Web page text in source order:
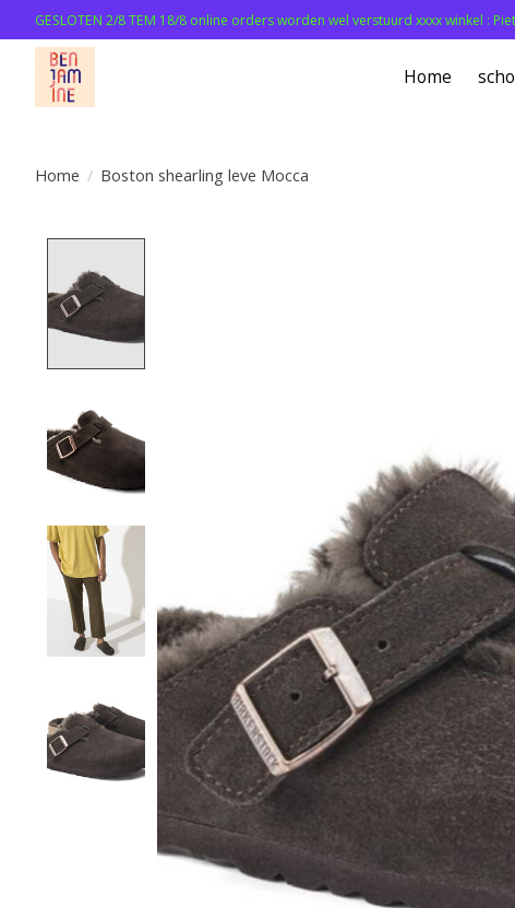
GESLOTEN 2/8 TEM 18/8 online orders worden wel verstuurd xxxx winkel :
Home
Home / Boston shearling leve Mocca